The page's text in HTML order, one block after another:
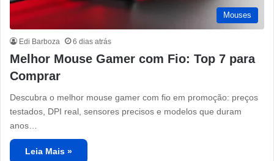
Mouses
Edi Barboza 6 dias atrás
Melhor Mouse Gamer com Fio: Top 7 para
Comprar
Descubra o melhor mouse gamer com fio em promoção: preços
testados, DPI real, sensores precisos e modelos que duram
anos…
Leia Mais »